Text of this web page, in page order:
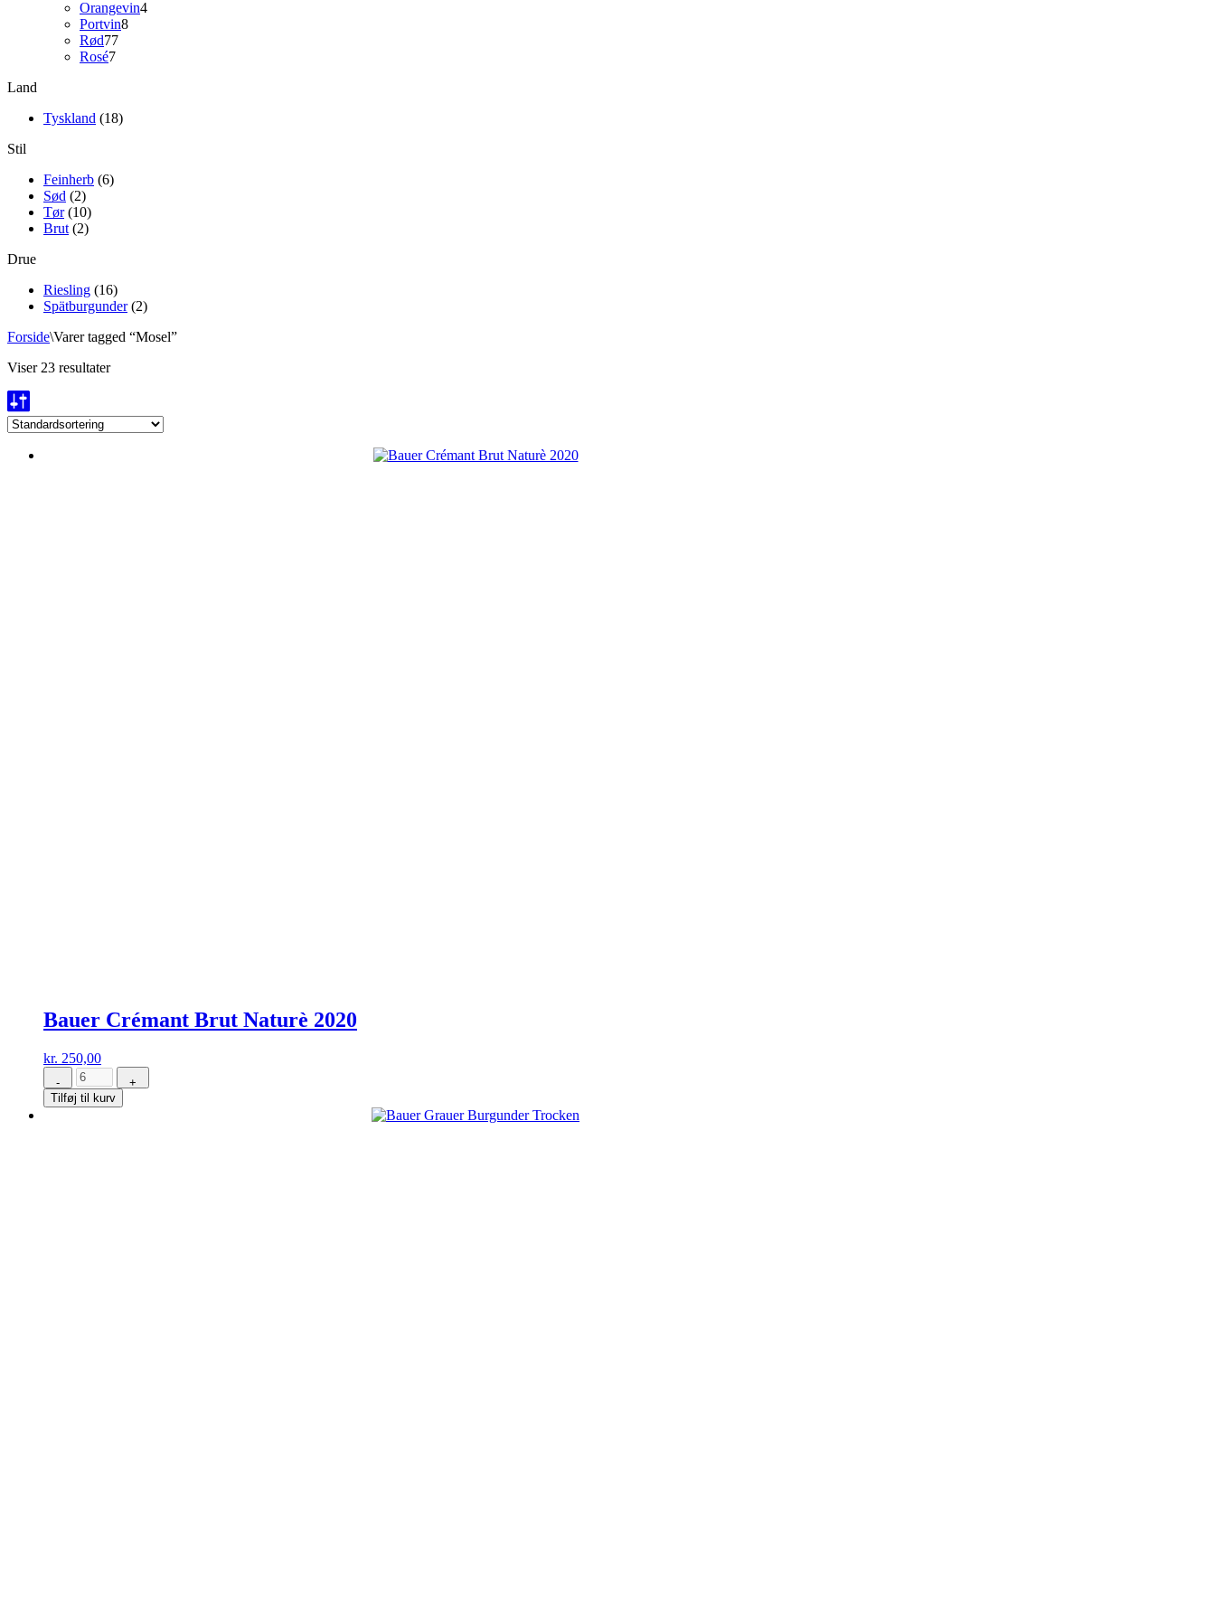
varer
Orangevin44
Portvin88
Rød7777
Rosé77
Land
Tyskland (18)
Stil
Feinherb (6)
Sød (2)
Tør (10)
Brut (2)
Drue
Riesling (16)
Spätburgunder (2)
Forside\Varer tagged “Mosel”
Viser 23 resultater
Bauer Crémant Brut Naturè 2020
kr. 250,00
-
Bauer
Crémant
+
Tilføj til kurv